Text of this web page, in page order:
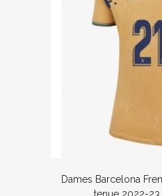
Dames Barcelona